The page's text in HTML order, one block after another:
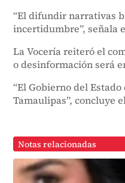
“El difundir narrativas
incertidumbre”, señala
La Vocería reiteró el
o desinformación será
“El Gobierno del
Tamaulipas”, concluye
Notas relacionadas